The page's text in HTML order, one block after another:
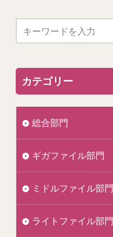
カテゴリー
総合部門
ギガファイル部門
ミドルファイル部門
ライトファイル部門